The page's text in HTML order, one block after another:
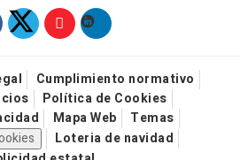
Cumplimiento normativo
Política de Cookies
Mapa Web
Temas
Loteria de navidad